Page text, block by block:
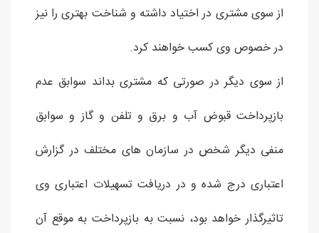
از سوی مشتری در اختیاد داشته و شناخت بهتری را نیز
در خصوص وی کسب خواهند کرد.
از سوی دیگر در صورتی که مشتری بداند سوابق عدم
بازپرداخت قبوض آب و برق و تلفن و گاز و سوابق
منفی دیگر شخص در سازمان های مختلف در گزارش
اعتباری درج شده و در دریافت تسهیلات اعتباری وی
تاثیرگذار خواهد بود، نسبت به بازپرداخت به موقع آن